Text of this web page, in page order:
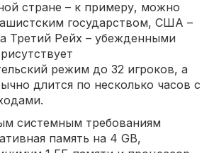
стране – к примеру, можно
государством, США –
Третий Рейх – убежденными
режим до 32 игроков, а
длится по несколько часов с
системным требованиям
память на 4 GB,